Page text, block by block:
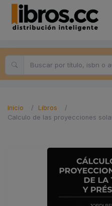
Inicio
Libros
Calculo de las proyecciones